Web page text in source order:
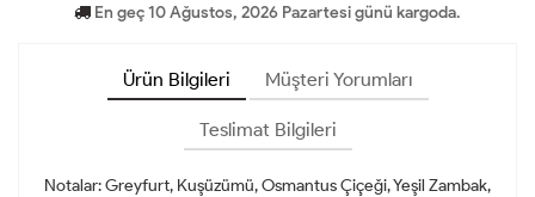
En geç 10 Ağustos, 2026 Pazartesi günü kargoda.
Ürün Bilgileri Müşteri Yorumları
Teslimat Bilgileri
Notalar: Greyfurt, Kuşüzümü, Osmantus Çiçeği, Yeşil Zambak,